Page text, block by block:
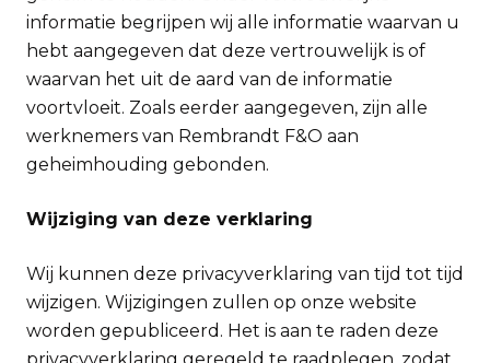
informatie begrijpen wij alle informatie waarvan u
hebt aangegeven dat deze vertrouwelijk is of
waarvan het uit de aard van de informatie
voortvloeit. Zoals eerder aangegeven, zijn alle
werknemers van Rembrandt F&O aan
geheimhouding gebonden.
Wijziging van deze verklaring
Wij kunnen deze privacyverklaring van tijd tot tijd
wijzigen. Wijzigingen zullen op onze website
worden gepubliceerd. Het is aan te raden deze
privacyverklaring geregeld te raadplegen, zodat